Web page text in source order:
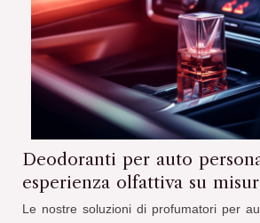
Deodoranti per auto
esperienza olfattiva su
Le nostre soluzioni di profumatori per